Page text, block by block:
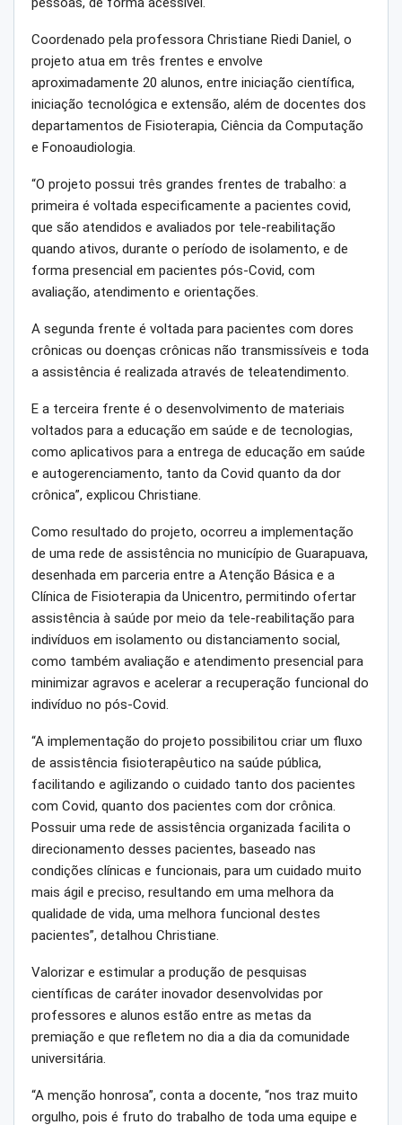
Coordenado pela professora Christiane Riedi Daniel, o
projeto atua em três frentes e envolve
aproximadamente 20 alunos, entre iniciação científica,
iniciação tecnológica e extensão, além de docentes dos
departamentos de Fisioterapia, Ciência da Computação
e Fonoaudiologia.
“O projeto possui três grandes frentes de trabalho: a
primeira é voltada especificamente a pacientes covid,
que são atendidos e avaliados por tele-reabilitação
quando ativos, durante o período de isolamento, e de
forma presencial em pacientes pós-Covid, com
avaliação, atendimento e orientações.
A segunda frente é voltada para pacientes com dores
crônicas ou doenças crônicas não transmissíveis e toda
a assistência é realizada através de teleatendimento.
E a terceira frente é o desenvolvimento de materiais
voltados para a educação em saúde e de tecnologias,
como aplicativos para a entrega de educação em saúde
e autogerenciamento, tanto da Covid quanto da dor
crônica”, explicou Christiane.
Como resultado do projeto, ocorreu a implementação
de uma rede de assistência no município de Guarapuava,
desenhada em parceria entre a Atenção Básica e a
Clínica de Fisioterapia da Unicentro, permitindo ofertar
assistência à saúde por meio da tele-reabilitação para
indivíduos em isolamento ou distanciamento social,
como também avaliação e atendimento presencial para
minimizar agravos e acelerar a recuperação funcional do
indivíduo no pós-Covid.
“A implementação do projeto possibilitou criar um fluxo
de assistência fisioterapêutico na saúde pública,
facilitando e agilizando o cuidado tanto dos pacientes
com Covid, quanto dos pacientes com dor crônica.
Possuir uma rede de assistência organizada facilita o
direcionamento desses pacientes, baseado nas
condições clínicas e funcionais, para um cuidado muito
mais ágil e preciso, resultando em uma melhora da
qualidade de vida, uma melhora funcional destes
pacientes”, detalhou Christiane.
Valorizar e estimular a produção de pesquisas
científicas de caráter inovador desenvolvidas por
professores e alunos estão entre as metas da
premiação e que refletem no dia a dia da comunidade
universitária.
“A menção honrosa”, conta a docente, “nos traz muito
orgulho, pois é fruto do trabalho de toda uma equipe e